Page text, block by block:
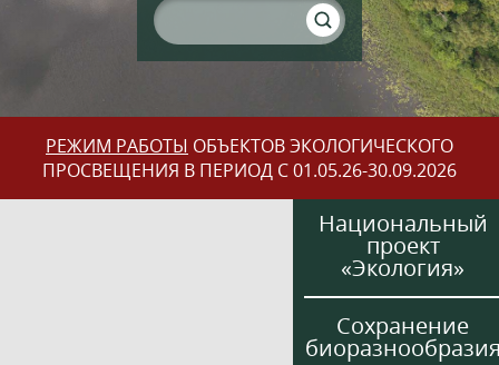
РЕЖИМ РАБОТЫ ОБЪЕКТОВ ЭКОЛОГИЧЕСКОГО
ПРОСВЕЩЕНИЯ В ПЕРИОД С 01.05.26-30.09.2026
Национальный
проект
«Экология»
Сохранение